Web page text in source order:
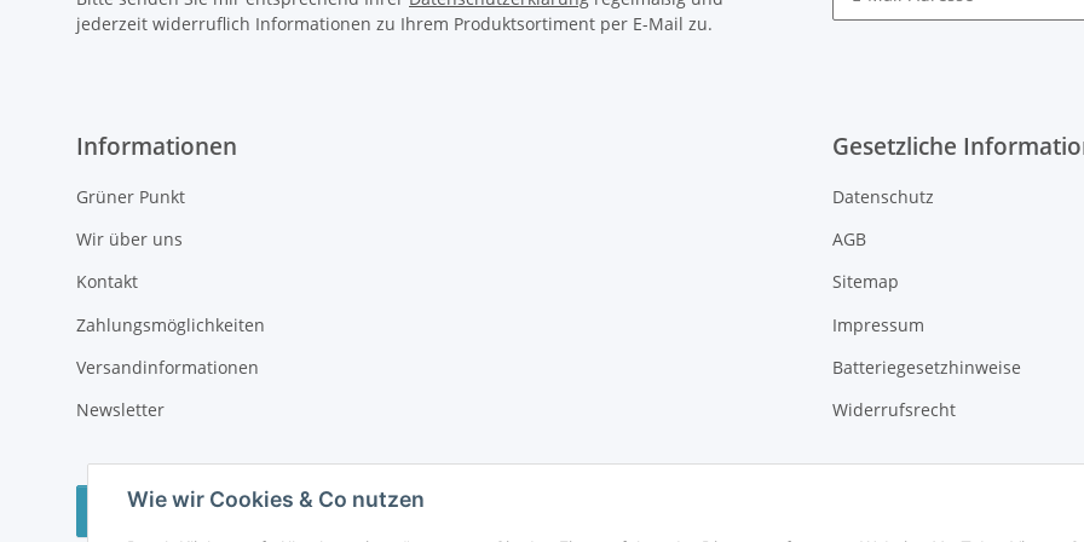
Wie wir Cookies & Co nutzen
jederzeit widerruflich Informationen zu Ihrem Produktsortiment per E-Mail zu.
Informationen
Grüner Punkt
Wir über uns
Kontakt
Zahlungsmöglichkeiten
Versandinformationen
Newsletter
Gesetzliche
Datenschutz
AGB
Sitemap
Impressum
Batteriegesetzhinweise
Widerrufsrecht
Vertrag widerrufen